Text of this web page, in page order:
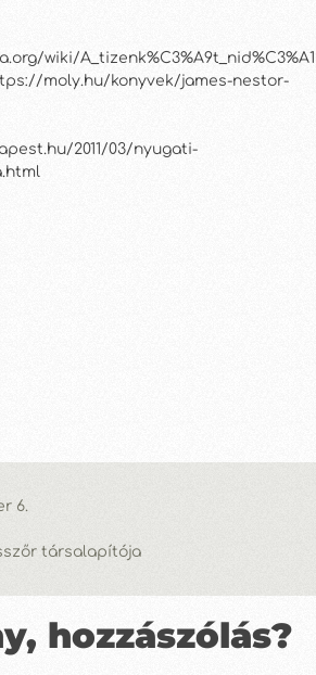
wiki/
moly.hu/konyvek/james-nestor-
2011/03/nyugati-
6.
társalapítója
hozzászólás?